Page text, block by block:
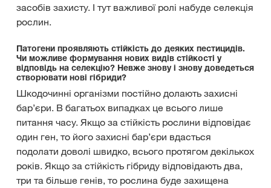
засобів захисту. І тут важливої ролі набуде селекція
рослин.
Патогени проявляють стійкість до деяких пестицидів.
Чи можливе формування нових видів стійкості у
відповідь на селекцію? Невже знову і знову доведеться
створювати нові гібриди?
Шкодочинні організми постійно долають захисні
бар’єри. В багатьох випадках це всього лише
питання часу. Якщо за стійкість рослини відповідає
один ген, то його захисні бар’єри вдасться
подолати доволі швидко, всього протягом декількох
років. Якщо за стійкість гібриду відповідають два,
три та більше генів, то рослина буде захищена